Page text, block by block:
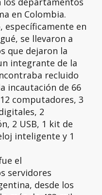
en Colombia.
en
se llevaron a
que dejaron la
integrante de la
recluido
incautación de 66
computadores, 3
2
2 USB, 1 kit de
inteligente y 1
el
servidores
desde los